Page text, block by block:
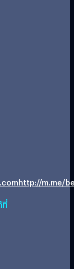
http://m.me/
ที่